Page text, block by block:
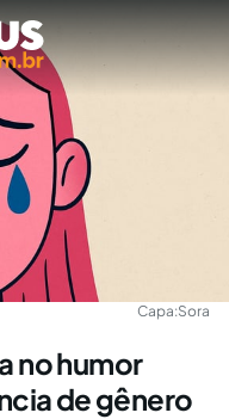
Capa:Sora
no humor
de gênero